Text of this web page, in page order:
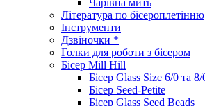
Література по бісероплетінню
Інструменти
Дзвіночки *
Голки для роботи з бісером
Бісер Mill Hill
Бісер Glass Size 6/0 та 8/
Бісер Seed-Petite
Бісер Glass Seed Beads